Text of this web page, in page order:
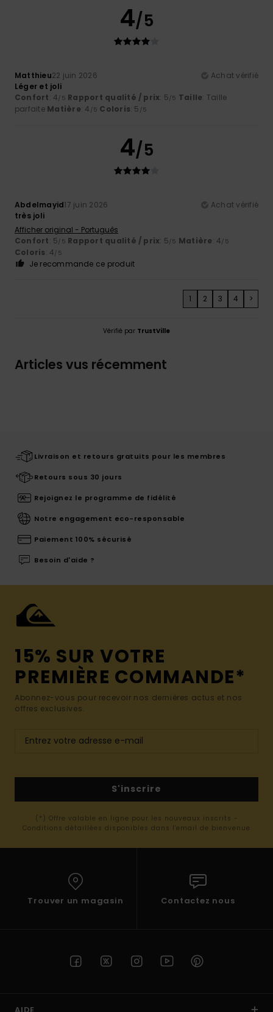
4/5
Matthieu22 juin 2026
Achat vérifié
Léger et joli
Confort: 4/5 Rapport qualité / prix: 5/5 Taille: Taille
parfaite Matière: 4 /5 Coloris: 5 /5
4/5
Abdelmayid17 juin 2026
Achat vérifié
très joli
Afficher original - Português
Confort: 5/5 Rapport qualité / prix: 5/5 Matière: 4/5
Coloris: 4/5
Je recommande ce produit
1 2 3 4 >
Vérifié par TrustVille
Articles vus récemment
Livraison et retours gratuits pour les membres
Retours sous 30 jours
Rejoignez le programme de fidélité
Notre engagement eco-responsable
Paiement 100% sécurisé
Besoin d'aide ?
15% SUR VOTRE
PREMIÈRE COMMANDE*
Abonnez-vous pour recevoir nos dernières actus et nos
offres exclusives.
S'inscrire
(*) Offre valable en ligne pour les nouveaux inscrits -
Conditions détaillées disponibles dans l'email de bienvenue
Trouver un magasin Contactez nous
AIDE